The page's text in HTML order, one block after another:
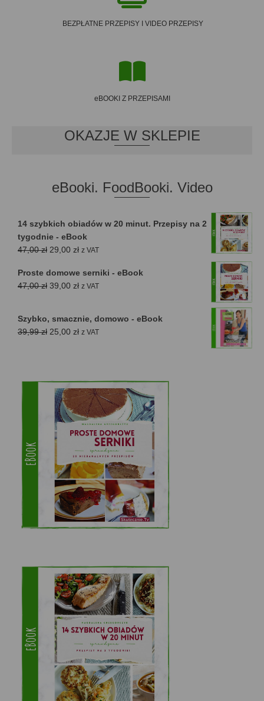
BEZPŁATNE PRZEPISY I VIDEO PRZEPISY
eBOOKI Z PRZEPISAMI
OKAZJE W SKLEPIE
eBooki. FoodBooki. Video
14 szybkich obiadów w 20 minut. Przepisy na 2
tygodnie - eBook
47,00zł Pierwotna
wynosiła:
47,00 zł.
29,00 złAktualna
wynosi:
29,00 zł.
z VAT
Proste domowe serniki - eBook
47,00zł Pierwotna
47,00 zł.
39,00 złAktualna
39,00 zł.
z VAT
Szybko, smacznie, domowo - eBook
39,99zł Pierwotna
25,00 złAktualna
z VAT